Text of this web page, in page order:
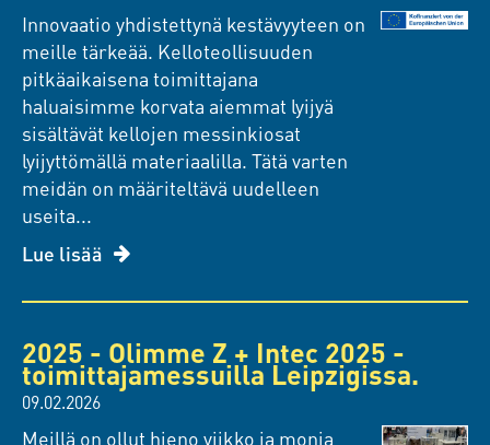
Innovaatio yhdistettynä kestävyyteen on
meille tärkeää. Kelloteollisuuden
pitkäaikaisena toimittajana
haluaisimme korvata aiemmat lyijyä
sisältävät kellojen messinkiosat
lyijyttömällä materiaalilla. Tätä varten
meidän on määriteltävä uudelleen
useita...
Lue lisää
2025 - Olimme Z + Intec 2025 -
toimittajamessuilla Leipzigissa.
09.02.2026
Meillä on ollut hieno viikko ja monia